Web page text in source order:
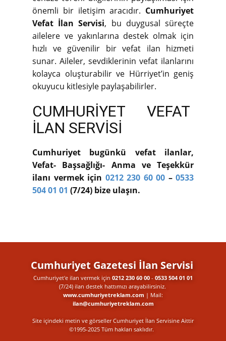
önemli bir iletişim aracıdır. Cumhuriyet
Vefat İlan Servisi, bu duygusal süreçte
ailelere ve yakınlarına destek olmak için
hızlı ve güvenilir bir vefat ilan hizmeti
sunar. Aileler, sevdiklerinin vefat ilanlarını
kolayca oluşturabilir ve Hürriyet’in geniş
okuyucu kitlesiyle paylaşabilirler.
CUMHURİYET VEFAT
İLAN SERVİSİ
Cumhuriyet bugünkü vefat ilanlar,
Vefat- Başsağlığı- Anma ve Teşekkür
ilanı vermek için 0212 230 60 00 – 0533
504 01 01 (7/24) bize ulaşın.
Cumhuriyet Gazetesi İlan Servisi
Cumhuriyet'e ilan vermek için 0212 230 60 00 - 0533 504 01 01
(7/24) ilan destek​ hattımızı arayabilirsiniz.
www.cumhuriyetreklam.com | Mail:
ilan@cumhuriyetreklam.com
Site içindeki metin ve görseller Cumhuriyet İlan Servisine Aittir
©1995-2025 Tüm hakları saklıdır.